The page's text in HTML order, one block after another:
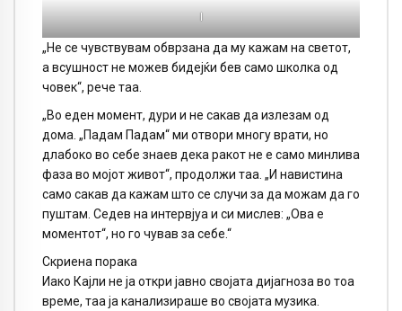
I
„Не се чувствувам обврзана да му кажам на светот,
а всушност не можев бидејќи бев само школка од
човек“, рече таа.
„Во еден момент, дури и не сакав да излезам од
дома. „Падам Падам“ ми отвори многу врати, но
длабоко во себе знаев дека ракот не е само минлива
фаза во мојот живот“, продолжи таа. „И навистина
само сакав да кажам што се случи за да можам да го
пуштам. Седев на интервјуа и си мислев: „Ова е
моментот“, но го чував за себе.“
Скриена порака
Иако Кајли не ја откри јавно својата дијагноза во тоа
време, таа ја канализираше во својата музика.